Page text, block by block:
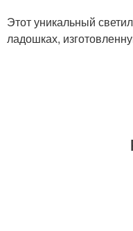
Этот уникальный
ладошках,